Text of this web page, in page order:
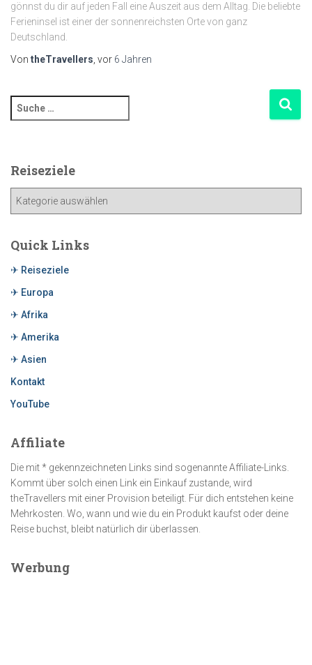
gönnst du dir auf jeden Fall eine Auszeit aus dem Alltag. Die beliebte
Ferieninsel ist einer der sonnenreichsten Orte von ganz
Deutschland.
Von theTravellers, vor 6 Jahren
u
e
c
:
Reiseziele
e
s
z
l
e
Quick Links
✈ Reiseziele
✈ Europa
✈ Afrika
✈ Amerika
✈ Asien
Kontakt
YouTube
Affiliate
Die mit * gekennzeichneten Links sind sogenannte Affiliate-Links.
Kommt über solch einen Link ein Einkauf zustande, wird
theTravellers mit einer Provision beteiligt. Für dich entstehen keine
Mehrkosten. Wo, wann und wie du ein Produkt kaufst oder deine
Reise buchst, bleibt natürlich dir überlassen.
Werbung